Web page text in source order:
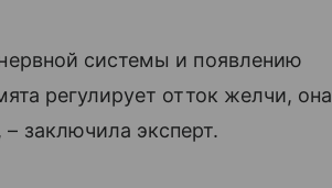
системы и появлению
регулирует отток желчи, она
заключила эксперт.